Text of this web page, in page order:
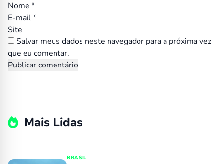
Nome *
E-mail*
Site
Salvar meus dados neste navegador para a próxima vez
que eu comentar.
Mais Lidas
BRASIL